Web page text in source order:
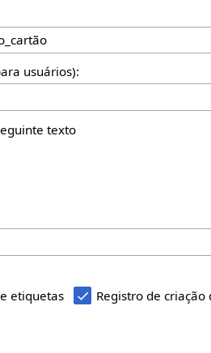
usuários):
texto
etiquetas Registro de criação